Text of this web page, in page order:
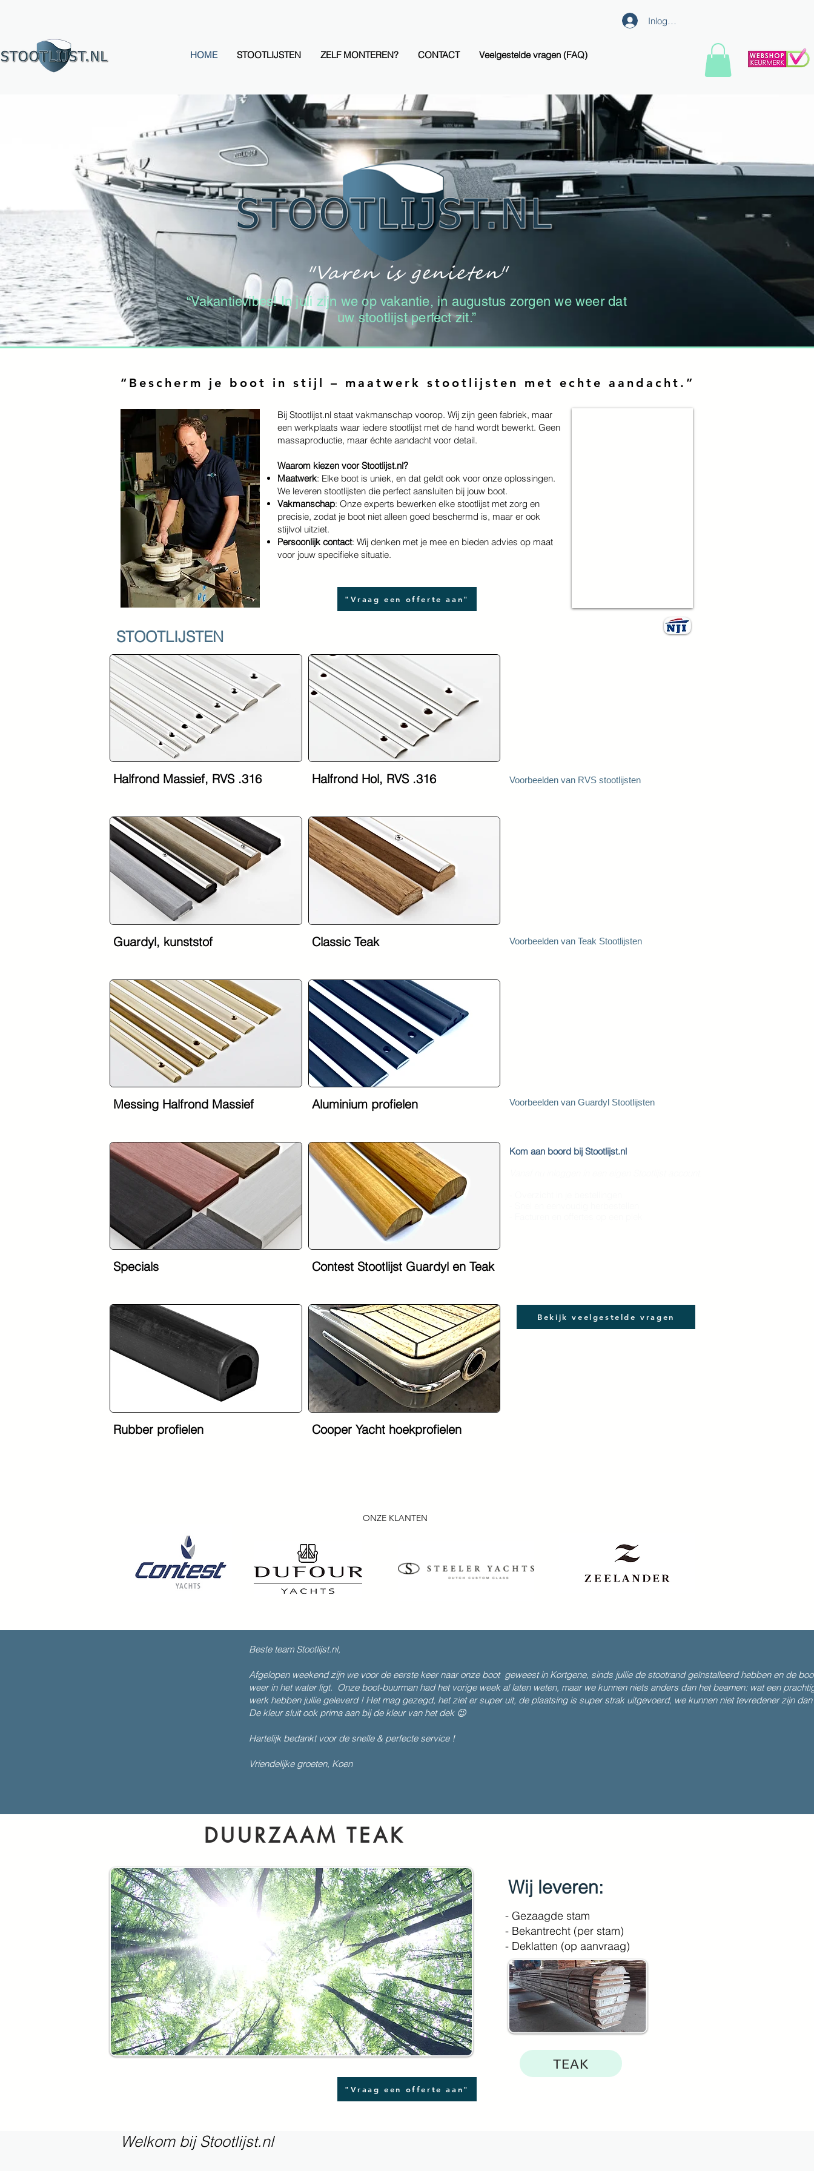
Inloggen
HOME STOOTLIJSTEN ZELF MONTEREN? CONTACT Veelgestelde vragen (FAQ)
"Varen is genieten"
“Vakantievibes! In juli zijn we op vakantie, in augustus zorgen we weer dat
uw stootlijst perfect zit.”
“Bescherm je boot in stijl – maatwerk stootlijsten met echte aandacht.”
Bij Stootlijst.nl staat vakmanschap voorop. Wij zijn geen fabriek, maar
een werkplaats waar iedere stootlijst met de hand wordt bewerkt. Geen
massaproductie, maar échte aandacht voor detail.
Waarom kiezen voor Stootlijst.nl?
Maatwerk: Elke boot is uniek, en dat geldt ook voor onze oplossingen.
We leveren stootlijsten die perfect aansluiten bij jouw boot.
Vakmanschap: Onze experts bewerken elke stootlijst met zorg en
precisie, zodat je boot niet alleen goed beschermd is, maar er ook
stijlvol uitziet.
Persoonlijk contact: Wij denken met je mee en bieden advies op maat
voor jouw specifieke situatie.
"Vraag een offerte aan"
STOOTLIJSTEN
Halfrond Massief, RVS .316 Halfrond Hol, RVS .316
Guardyl, kunststof Classic Teak
Messing Halfrond Massief Aluminium profielen
Specials Contest Stootlijst Guardyl en Teak
Rubber profielen Cooper Yacht hoekprofielen
Voorbeelden van RVS stootlijsten
Voorbeelden van Teak Stootlijsten
Voorbeelden van Guardyl Stootlijsten
Kom aan boord bij Stootlijst.nl
Bekijk veelgestelde vragen
ONZE KLANTEN
Beste team Stootlijst.nl,
Afgelopen weekend zijn we voor de eerste keer naar onze boot geweest in Kortgene, sinds jullie de stootrand geïnstalleerd hebben en de
weer in het water ligt. Onze boot-buurman had het vorige week al laten weten, maar we kunnen niets anders dan het beamen: wat een
werk hebben jullie geleverd ! Het mag gezegd, het ziet er super uit, de plaatsing is super strak uitgevoerd, we kunnen niet tevredener zijn
De kleur sluit ook prima aan bij de kleur van het dek 😉
Hartelijk bedankt voor de snelle & perfecte service !
Vriendelijke groeten, Koen
DUURZAAM TEAK
Wij leveren:
- Gezaagde stam
- Bekantrecht (per stam)
- Deklatten (op aanvraag)
TEAK
"Vraag een offerte aan"
Welkom bij Stootlijst.nl